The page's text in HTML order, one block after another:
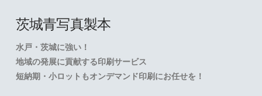
茨城青写真製本
水戸・茨城に強い！
地域の発展に貢献する印刷サービス
短納期・小ロットもオンデマンド印刷にお任せを！